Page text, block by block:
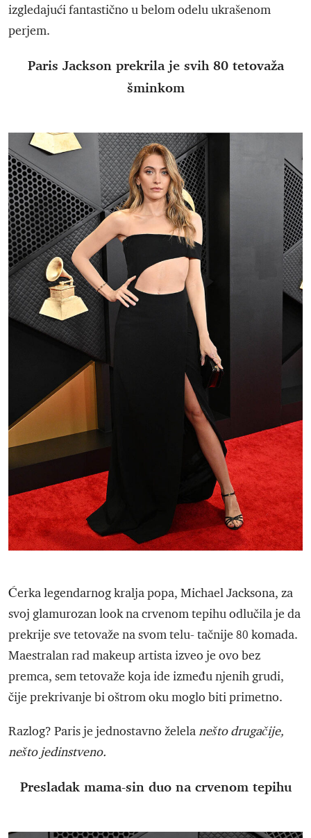
izgledajući fantastično u belom odelu ukrašenom
perjem.
Paris Jackson prekrila je svih 80 tetovaža
šminkom
Ćerka legendarnog kralja popa, Michael Jacksona, za
svoj glamurozan look na crvenom tepihu odlučila je da
prekrije sve tetovaže na svom telu- tačnije 80 komada.
Maestralan rad makeup artista izveo je ovo bez
premca, sem tetovaže koja ide između njenih grudi,
čije prekrivanje bi oštrom oku moglo biti primetno.
Razlog? Paris je jednostavno želelanešto drugačije,
nešto jedinstveno.
Presladak mama-sin duo na crvenom tepihu